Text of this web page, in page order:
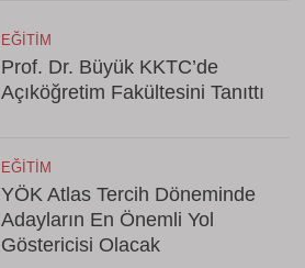
EĞITIM
Prof. Dr. Büyük KKTC’de
Açıköğretim Fakültesini Tanıttı
EĞITIM
YÖK Atlas Tercih Döneminde
Adayların En Önemli Yol
Göstericisi Olacak